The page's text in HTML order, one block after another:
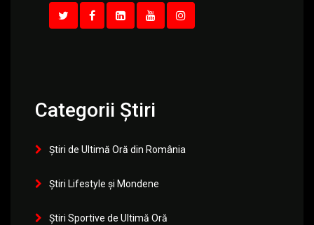
Categorii Știri
Știri de Ultimă Oră din România
Știri Lifestyle și Mondene
Știri Sportive de Ultimă Oră